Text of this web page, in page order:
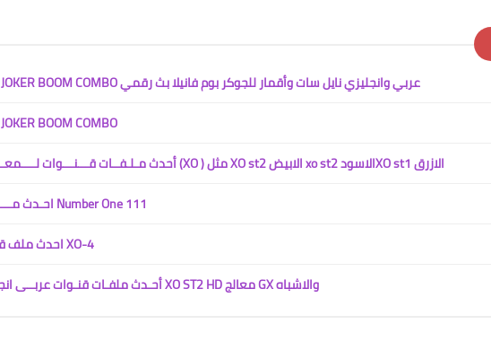
احدث ملف قنوات JOKER BOOM COMBO عربي وانجليزي نايل سات وأقمار للجوكر بوم فانيلا بث رقمي
احدث ملف قنوات JOKER BOOM COMBO
أحدث مـلـفــات قـــنـــوات لــــمعــظـم أجـــهــــــزة (XO ) مثل XO st2 الابيض xo st2 الاسودXO st1 الازرق
احـدث مــــلف قنوات عربــي Number One 111
احدث ملف قنوات عربي رسيفر XO-4
أحـدث ملفـات قنـوات عربــى انجليــزى (اسـلامـى) XO ST2 HD معالج GX والاشباه